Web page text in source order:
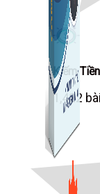
Kiếm
1,422